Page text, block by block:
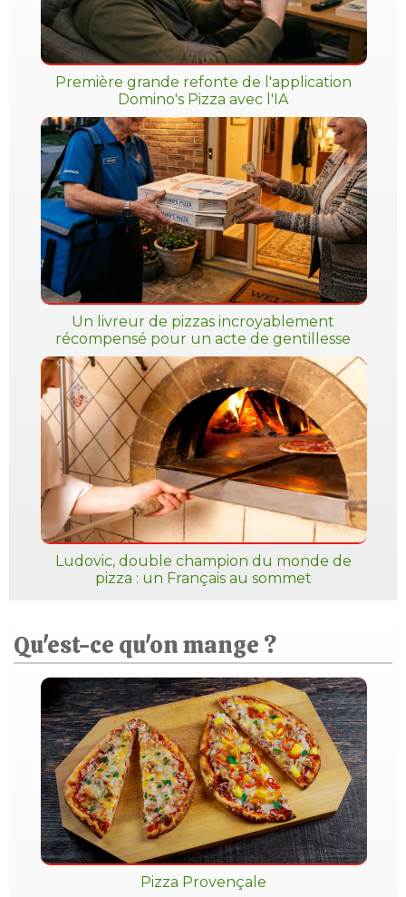
Première grande refonte de l'application
Domino's Pizza avec l'IA
Un livreur de pizzas incroyablement
récompensé pour un acte de gentillesse
Ludovic, double champion du monde de
pizza : un Français au sommet
Qu'est-ce qu'on mange ?
Pizza Provençale